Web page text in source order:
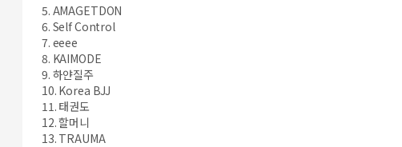
5. AMAGETDON
6. Self Control
7. eeee
8. KAIMODE
9. 하얀질주
10. Korea BJJ
11. 태권도
12. 할머니
13. TRAUMA